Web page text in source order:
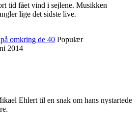
tid fået vind i sejlene. Musikken
lige det sidste live.
omkring de 40 Populær
2014
Ehlert til en snak om hans nystartede